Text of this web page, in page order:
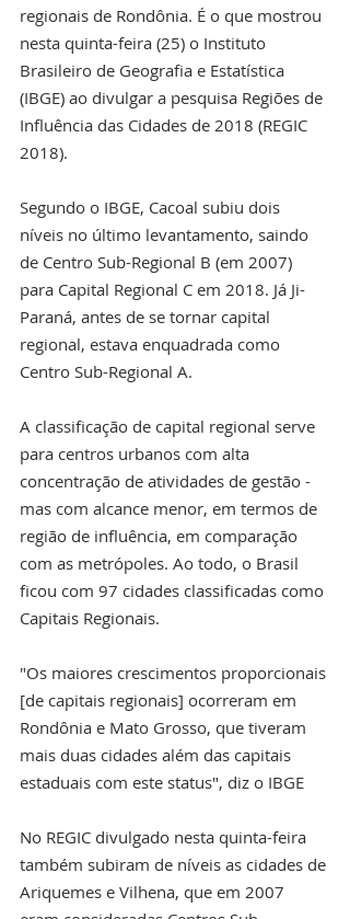
regionais de Rondônia. É o que mostrou
nesta quinta-feira (25) o Instituto
Brasileiro de Geografia e Estatística
(IBGE) ao divulgar a pesquisa Regiões de
Influência das Cidades de 2018 (REGIC
2018).
Segundo o IBGE, Cacoal subiu dois
níveis no último levantamento, saindo
de Centro Sub-Regional B (em 2007)
para Capital Regional C em 2018. Já Ji-
Paraná, antes de se tornar capital
regional, estava enquadrada como
Centro Sub-Regional A.
A classificação de capital regional serve
para centros urbanos com alta
concentração de atividades de gestão -
mas com alcance menor, em termos de
região de influência, em comparação
com as metrópoles. Ao todo, o Brasil
ficou com 97 cidades classificadas como
Capitais Regionais.
"Os maiores crescimentos proporcionais
[de capitais regionais] ocorreram em
Rondônia e Mato Grosso, que tiveram
mais duas cidades além das capitais
estaduais com este status", diz o IBGE
No REGIC divulgado nesta quinta-feira
também subiram de níveis as cidades de
Ariquemes e Vilhena, que em 2007